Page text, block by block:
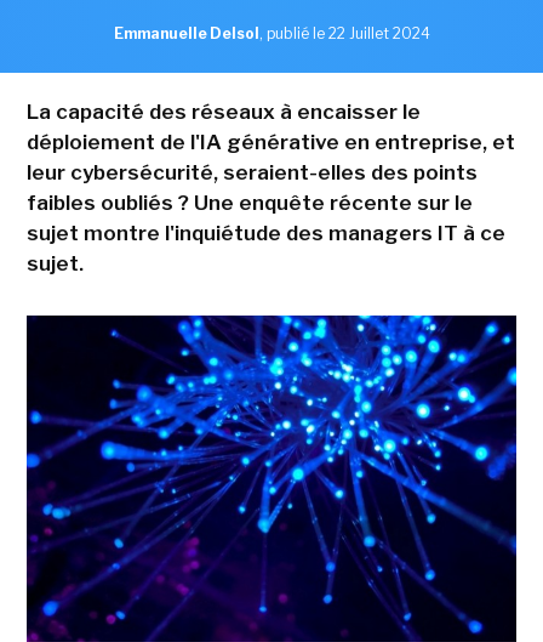
Emmanuelle Delsol , publié le 22 Juillet 2024
La capacité des réseaux à encaisser le
déploiement de l'IA générative en entreprise, et
leur cybersécurité, seraient-elles des points
faibles oubliés ? Une enquête récente sur le
sujet montre l'inquiétude des managers IT à ce
sujet.